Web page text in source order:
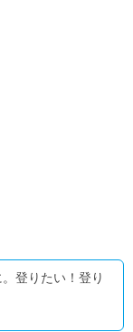
登りたい！登り